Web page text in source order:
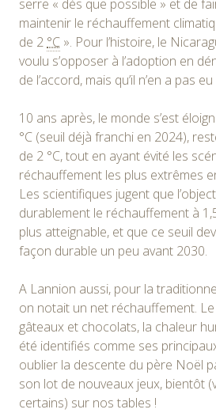
serre « dès que possible » et de
maintenir le réchauffement
de 2°C ». Pour l’histoire, le
voulu s’opposer à l’adoption en
de l’accord, mais qu’il n’en a pas
10 ans après, le monde s’est
°C (seuil déjà franchi en 2024),
de 2 °C, tout en ayant évité les
réchauffement les plus extrêmes
Les scientifiques jugent que
durablement le réchauffement à
plus atteignable, et que ce seuil
façon durable un peu avant 2030.
A Lannion aussi, pour la
on notait un net réchauffement. Le
gâteaux et chocolats, la chaleur
été identifiés comme ses
oublier la descente du père Noël
son lot de nouveaux jeux, bientôt
certains) sur nos tables !